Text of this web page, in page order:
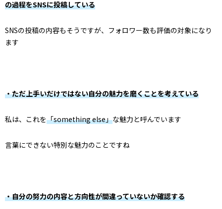
の過程をSNSに投稿している
SNSの投稿の内容もそうですが、フォロワー数も評価の対象になり
ます
・ただ上手いだけではない自分の魅力を磨くことを考えている
私は、これを「something else」な魅力と呼んでいます
言葉にできない特別な魅力のことですね
・自分の努力の内容と方向性が間違っていないか確認する